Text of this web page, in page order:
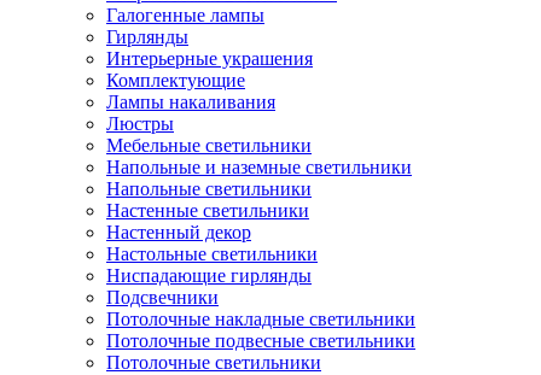
Галогенные лампы
Гирлянды
Интерьерные украшения
Комплектующие
Лампы накаливания
Люстры
Мебельные светильники
Напольные и наземные светильники
Напольные светильники
Настенные светильники
Настенный декор
Настольные светильники
Ниспадающие гирлянды
Подсвечники
Потолочные накладные светильники
Потолочные подвесные светильники
Потолочные светильники